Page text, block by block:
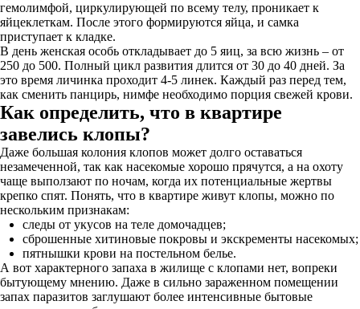
гемолимфой, циркулирующей по всему телу, проникает к
яйцеклеткам. После этого формируются яйца, и самка
приступает к кладке.
В день женская особь откладывает до 5 яиц, за всю жизнь – от
250 до 500. Полный цикл развития длится от 30 до 40 дней. За
это время личинка проходит 4-5 линек. Каждый раз перед тем,
как сменить панцирь, нимфе необходимо порция свежей крови.
Как определить, что в квартире
завелись клопы?
Даже большая колония клопов может долго оставаться
незамеченной, так как насекомые хорошо прячутся, а на охоту
чаще выползают по ночам, когда их потенциальные жертвы
крепко спят. Понять, что в квартире живут клопы, можно по
нескольким признакам:
следы от укусов на теле домочадцев;
сброшенные хитиновые покровы и экскременты насекомых;
пятнышки крови на постельном белье.
А вот характерного запаха в жилище с клопами нет, вопреки
бытующему мнению. Даже в сильно зараженном помещении
запах паразитов заглушают более интенсивные бытовые